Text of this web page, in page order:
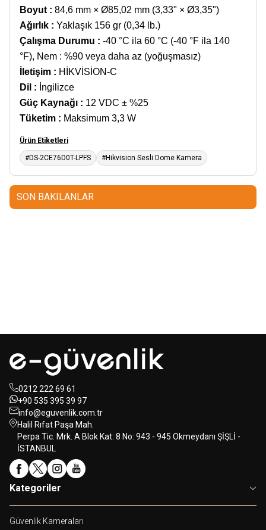
Boyut : 84,6 mm × Ø85,02 mm (3,33" × Ø3,35")
Ağırlık : Yaklaşık 156 gr (0,34 lb.)
Çalışma Durumu : -40 °C ila 60 °C (-40 °F ila 140
°F), Nem : %90 veya daha az (yoğuşmasız)
İletişim : HİKVİSİON-C
Dil : İngilizce
Güç Kaynağı : 12 VDC ± %25
Tüketim : Maksimum 3,3 W
Ürün Etiketleri
#DS-2CE76D0T-LPFS #Hikvision Sesli Dome Kamera
SON BAKILANLAR
0212 222 69 61
+90 535 395 39 97
info@eguvenlik.com.tr
Halil Rıfat Paşa Mah.
Perpa Tic. Mrk. A Blok Kat: 8 No: 943 - 945 Okmeydanı ŞİŞLİ -
İSTANBUL
Kategoriler
Güvenlik Kameraları